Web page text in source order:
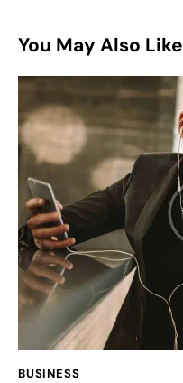
You May Also Like
BUSINESS